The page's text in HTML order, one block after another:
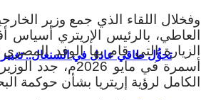
تحوُّل طاقي عادل في السنغال.. تغيير
وفخلال اللقاء الذي جمع وزير
العاطي، بالرئيس الإريتري
الزيارة التي قام بها الوفد
أسمرة في مايو
الكامل لرؤية إريتريا بشأن حوكمة